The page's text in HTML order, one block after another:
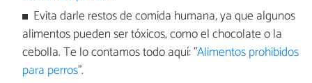
Evita darle restos de comida humana, ya que algunos
alimentos pueden ser tóxicos, como el chocolate o la
cebolla. Te lo contamos todo aquí: "Alimentos prohibidos
para perros".